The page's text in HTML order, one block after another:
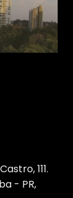
111.
- PR,